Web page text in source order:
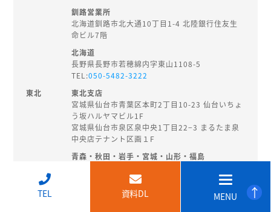
↑
釧路営業所
北海道釧路市北大通10丁目1-4 北陸銀行住友生
命ビル7階
北海道
長野県長野市若穂綿内字東山1108-5
TEL:050-5482-3222
東北
東北支店
宮城県仙台市青葉区本町2丁目10-23 仙台いちょ
う坂ハルヤマビル1F
宮城県仙台市泉区泉中央1丁目22−3 まるたま泉
中央店テナント区画１F
青森・秋田・岩手・宮城・山形・福島
018-874-8202
北陸・
TEL 資料DL MENU